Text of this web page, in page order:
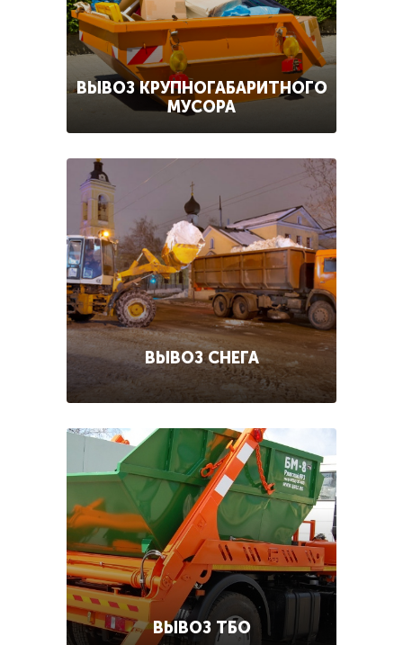
ВЫВОЗ КРУПНОГАБАРИТНОГО
МУСОРА
ВЫВОЗ СНЕГА
ВЫВОЗ ТБО